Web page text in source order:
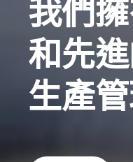
我們
和先
生產